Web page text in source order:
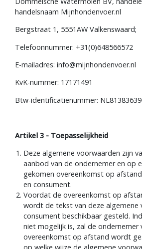
Dommelsche Watermolen BV,
handelsnaam Mijnhondenvoer.nl
Bergstraat 1, 5551AW Valkenswaard;
Telefoonnummer: +31(0)648566572
E-mailadres: info@mijnhondenvoer.nl
KvK-nummer: 17171491
Btw-identificatienummer:
Artikel 3 - Toepasselijkheid
Deze algemene voorwaarden zijn
aanbod van de ondernemer en op
gekomen overeenkomst op
en consument.
Voordat de overeenkomst op
wordt de tekst van deze algemene
consument beschikbaar gesteld.
niet mogelijk is, zal de ondernemer
overeenkomst op afstand wordt